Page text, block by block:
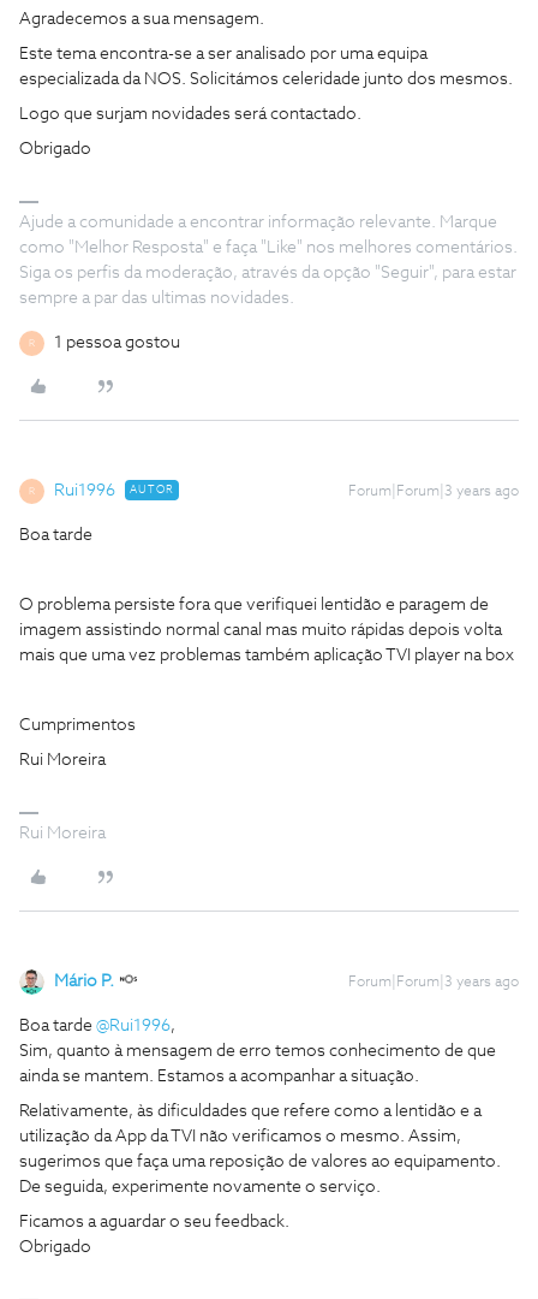
Agradecemos a sua mensagem.
Este tema encontra-se a ser analisado por uma equipa
especializada da NOS. Solicitámos celeridade junto dos mesmos.
Logo que surjam novidades será contactado.
Obrigado
Ajude a comunidade a encontrar informação relevante. Marque
como "Melhor Resposta" e faça "Like" nos melhores comentários.
Siga os perfis da moderação, através da opção "Seguir", para estar
sempre a par das ultimas novidades.
R 1 pessoa gostou
R Rui1996 AUTOR Forum|Forum|3 years ago
Boa tarde
O problema persiste fora que verifiquei lentidão e paragem de
imagem assistindo normal canal mas muito rápidas depois volta
mais que uma vez problemas também aplicação TVI player na box
Cumprimentos
Rui Moreira
Rui Moreira
Mário P. Forum|Forum|3 years ago
Boa tarde @Rui1996,
Sim, quanto à mensagem de erro temos conhecimento de que
ainda se mantem. Estamos a acompanhar a situação.
Relativamente, às dificuldades que refere como a lentidão e a
utilização da App da TVI não verificamos o mesmo. Assim,
sugerimos que faça uma reposição de valores ao equipamento.
De seguida, experimente novamente o serviço.
Ficamos a aguardar o seu feedback.
Obrigado